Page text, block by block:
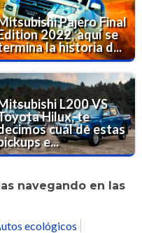
Pajero Final
2022, aquí se
la historia d...
L200 VS
Hilux, te
cuál de estas
e...
navegando en las
ecológicos